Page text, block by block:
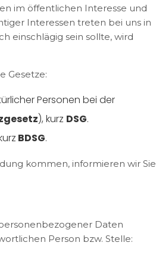
im öffentlichen Interesse und
Interessen treten bei uns in
einschlägig sein sollte, wird
Gesetze:
Personen bei der
), kurz DSG.
BDSG.
kommen, informieren wir Sie
Daten
Person bzw. Stelle: